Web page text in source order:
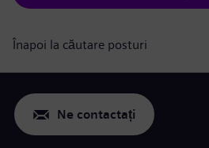
Înapoi la căutare posturi
Ne contactați